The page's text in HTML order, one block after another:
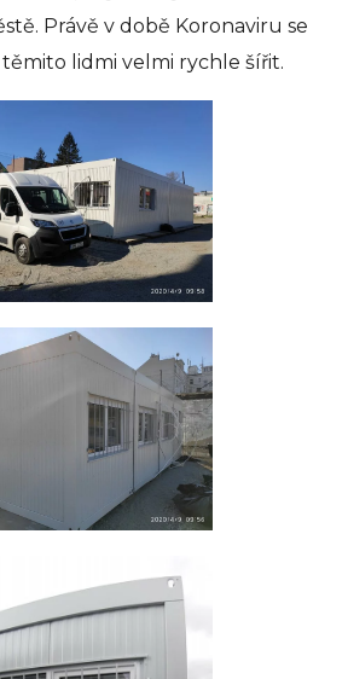
Právě v době Koronaviru se
lidmi velmi rychle šířit.